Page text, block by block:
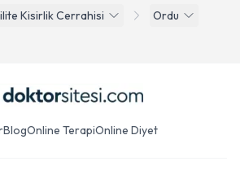
Kisirlik Cerrahisi
Ordu
BlogOnline TerapiOnline Diyet